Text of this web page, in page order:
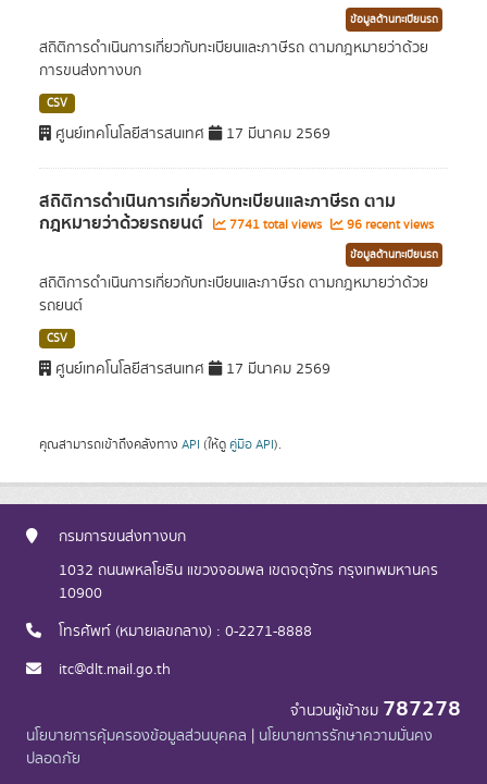
ข้อมูลด้านทะเบียนรถ
สถิติการดำเนินการเกี่ยวกับทะเบียนและภาษีรถ ตามกฎหมายว่าด้วย
การขนส่งทางบก
CSV
ศูนย์เทคโนโลยีสารสนเทศ 17 มีนาคม 2569
สถิติการดำเนินการเกี่ยวกับทะเบียนและภาษีรถ ตาม
กฎหมายว่าด้วยรถยนต์ 7741 total views 96 recent views
ข้อมูลด้านทะเบียนรถ
สถิติการดำเนินการเกี่ยวกับทะเบียนและภาษีรถ ตามกฎหมายว่าด้วย
รถยนต์
CSV
ศูนย์เทคโนโลยีสารสนเทศ 17 มีนาคม 2569
คุณสามารถเข้าถึงคลังทาง API (ให้ดู คู่มือ API).
กรมการขนส่งทางบก
1032 ถนนพหลโยธิน แขวงจอมพล เขตจตุจักร กรุงเทพมหานคร
10900
โทรศัพท์ (หมายเลขกลาง) : 0-2271-8888
itc@dlt.mail.go.th
จำนวนผู้เข้าชม 787278
นโยบายการคุ้มครองข้อมูลส่วนบุคคล | นโยบายการรักษาความมั่นคง
ปลอดภัย